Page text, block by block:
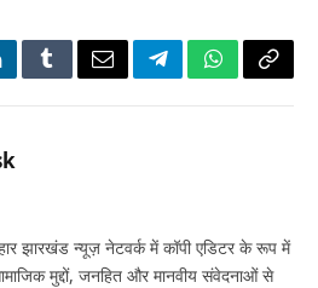
TumblrEmailTelegramWhatsApp
Copy
झारखंड न्यूज़ नेटवर्क में कॉपी एडिटर के रूप में
मुद्दों, जनहित और मानवीय संवेदनाओं से